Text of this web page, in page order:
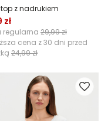
top z nadrukiem
zł
regularna 29,99 zł
cena z 30 dni przed
24,99 zł